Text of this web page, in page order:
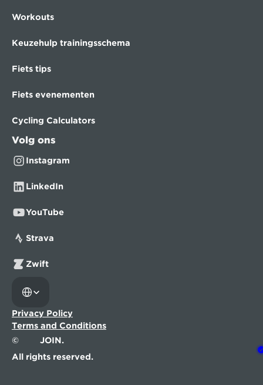
Workouts
Keuzehulp trainingsschema
Fiets tips
Fiets evenementen
Cycling Calculators
Volg ons
Instagram
LinkedIn
YouTube
Strava
Zwift
©
JOIN.
All rights reserved.
Privacy Policy
Terms and Conditions